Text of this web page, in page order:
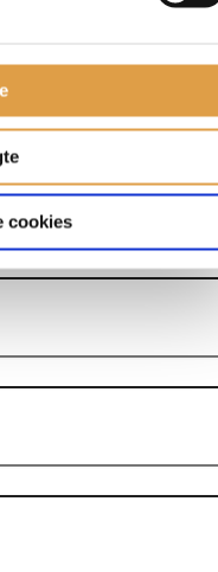
cookies